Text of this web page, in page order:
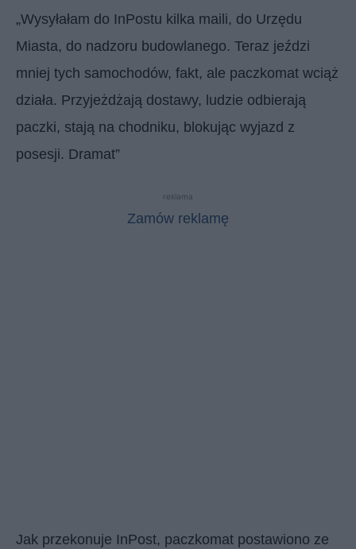
„Wysyłałam do InPostu kilka maili, do Urzędu
Miasta, do nadzoru budowlanego. Teraz jeździ
mniej tych samochodów, fakt, ale paczkomat wciąż
działa. Przyjeżdżają dostawy, ludzie odbierają
paczki, stają na chodniku, blokując wyjazd z
posesji. Dramat”
reklama
Zamów reklamę
Jak przekonuje InPost, paczkomat postawiono ze